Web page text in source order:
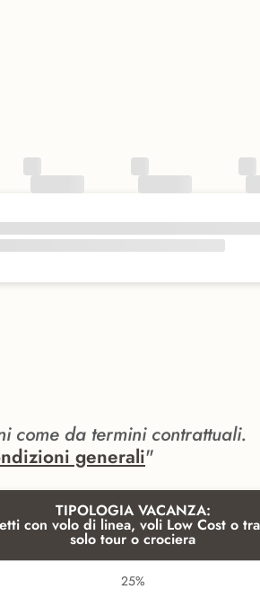
come da termini contrattuali.
generali"
TIPOLOGIA VACANZA:
con volo di linea, voli Low Cost o
solo tour o crociera
25%